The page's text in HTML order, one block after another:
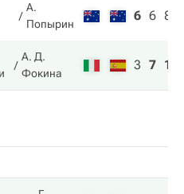
А.
Попырин
6 6 8
А. Д.
Фокина
3 7 10